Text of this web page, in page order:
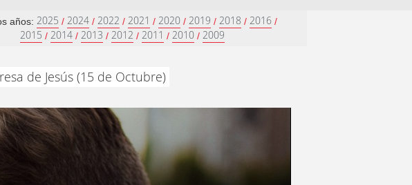
años: 2025 / 2024 / 2022 / 2021 / 2020 / 2019 / 2018 / 2016 /
2015 / 2014 / 2013 / 2012 / 2011 / 2010 / 2009
de Jesús (15 de Octubre)